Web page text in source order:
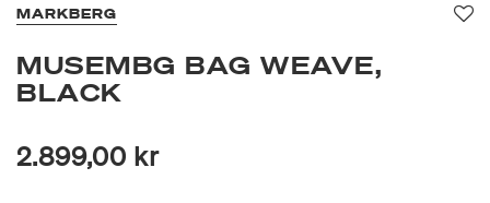
MARKBERG
MUSEMBG BAG WEAVE,
BLACK
2.899,00 kr